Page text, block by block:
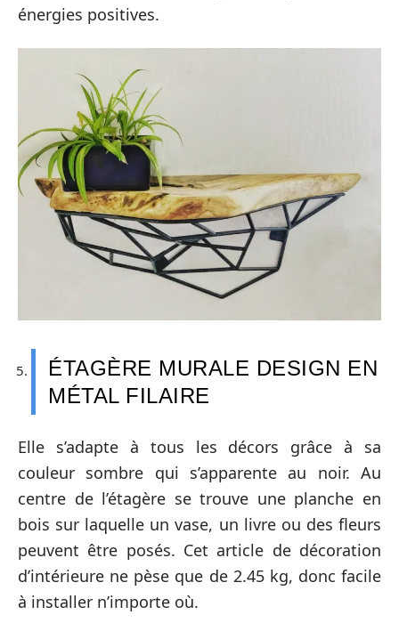
énergies positives.
ÉTAGÈRE MURALE DESIGN EN
MÉTAL FILAIRE
Elle s’adapte à tous les décors grâce à sa
couleur sombre qui s’apparente au noir. Au
centre de l’étagère se trouve une planche en
bois sur laquelle un vase, un livre ou des fleurs
peuvent être posés. Cet article de décoration
d’intérieure ne pèse que de 2.45 kg, donc facile
à installer n’importe où.